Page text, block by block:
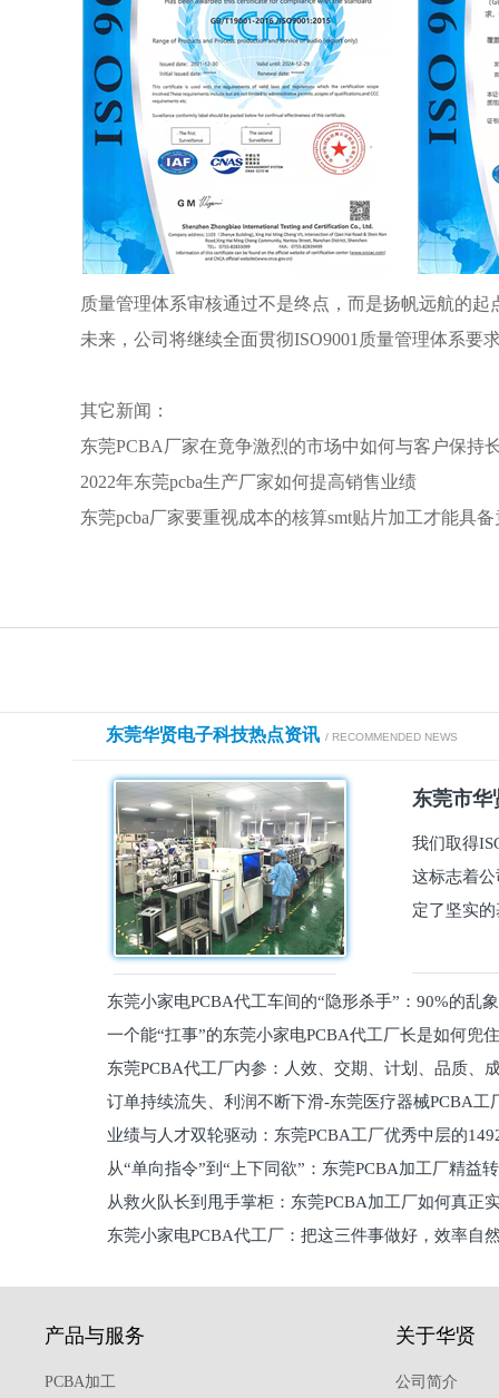
质量管理体系审核通过不是终点，而是扬帆远航的
未来，公司将继续全面贯彻ISO9001质量管理体系
其它新闻：
东莞PCBA厂家在竟争激烈的市场中如何与客户保持
2022年东莞pcba生产厂家如何提高销售业绩
东莞pcba厂家要重视成本的核算smt贴片加工才能具
东莞华贤电子科技热点资讯 / RECOMMENDED NEWS
东莞市华
我们取得
这标志着
定了坚实
东莞小家电PCBA代工车间的“隐形杀手”：90%的乱
员工一个能“扛事”的东莞小家电PCBA代工厂长是如何兜
东莞PCBA代工厂内参：人效、交期、计划、品质
维锁客法则
订单持续流失、利润不断下滑-东莞医疗器械PCBA工
理死穴必须堵住
业绩与人才双轮驱动：东莞PCBA工厂优秀中层的
从“单向指令”到“上下同欲”：东莞PCBA加工厂精益
关键从救火队长到甩手掌柜：东莞PCBA加工厂如何真正
东莞小家电PCBA代工厂：把这三件事做好，效率自
产品与服务
PCBA加工
关于华贤
公司简介